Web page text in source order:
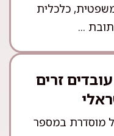
כלכלית
...
זרים
מוסדרת במספר